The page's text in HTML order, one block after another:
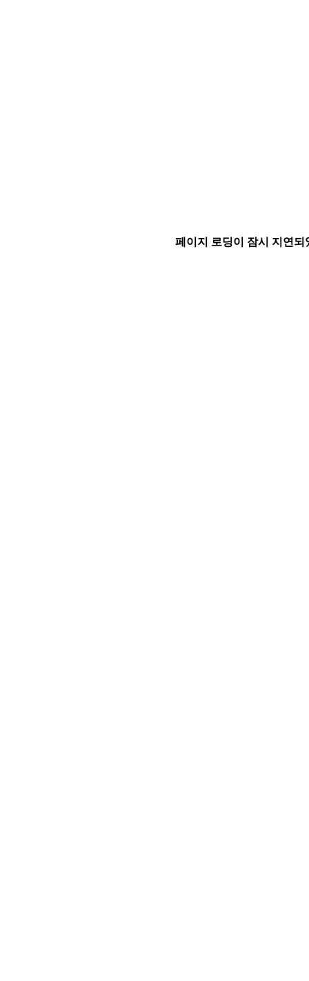
페이지 로딩이 잠시 지연